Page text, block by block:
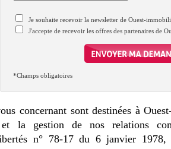
Je souhaite recevoir la newsletter de Ouest-
J'accepte de recevoir les offres des partenaires de
*Champs obligatoires
concernant sont destinées à
et la gestion de nos relations
n° 78-17 du 6 janvier 1978,